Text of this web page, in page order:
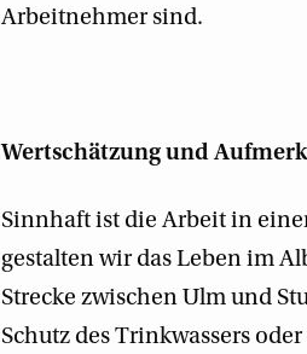
Arbeitnehmer sind.
Wertschätzung und
Sinnhaft ist die Arbeit in
gestalten wir das Leben im
Strecke zwischen Ulm und
Schutz des Trinkwassers